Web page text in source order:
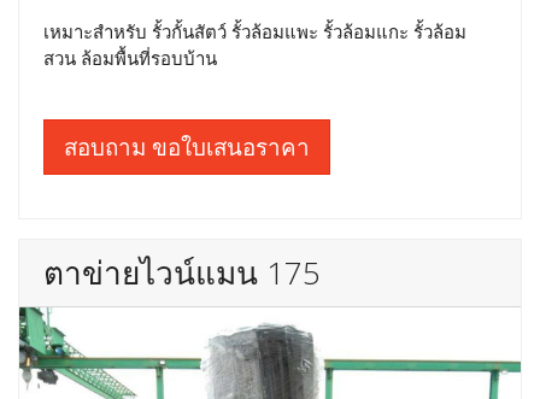
เหมาะสำหรับ รั้วกั้นสัตว์ รั้วล้อมแพะ รั้วล้อมแกะ รั้วล้อม
สวน ล้อมพื้นที่รอบบ้าน
สอบถาม ขอใบเสนอราคา
ตาข่ายไวน์แมน 175